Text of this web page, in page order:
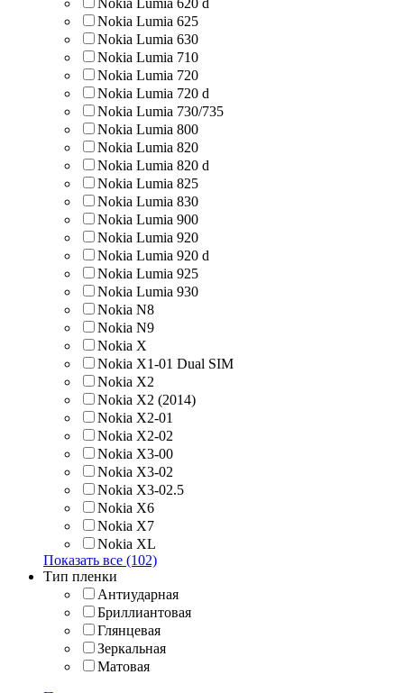
Nokia Lumia 625
Nokia Lumia 630
Nokia Lumia 710
Nokia Lumia 720
Nokia Lumia 720 d
Nokia Lumia 730/735
Nokia Lumia 800
Nokia Lumia 820
Nokia Lumia 820 d
Nokia Lumia 825
Nokia Lumia 830
Nokia Lumia 900
Nokia Lumia 920
Nokia Lumia 920 d
Nokia Lumia 925
Nokia Lumia 930
Nokia N8
Nokia N9
Nokia X
Nokia X1-01 Dual SIM
Nokia X2
Nokia X2 (2014)
Nokia X2-01
Nokia X2-02
Nokia X3-00
Nokia X3-02
Nokia X3-02.5
Nokia X6
Nokia X7
Nokia XL
Показать все (102)
Тип пленки
Антиударная
Бриллиантовая
Глянцевая
Зеркальная
Матовая